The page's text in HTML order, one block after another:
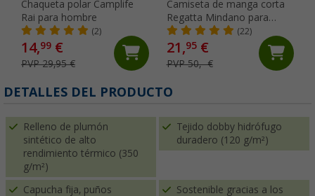
Chaqueta polar Camplife
Rai para hombre
(2)
14,99 €
PVP 29,95 €
Camiseta de manga corta
Regatta Mindano para
hombre
(22)
21,95€
PVP 50,- €
DETALLES DEL PRODUCTO
Relleno de plumón
sintético de alto
rendimiento térmico (350
g/m²)
Tejido dobby hidrófugo
duradero (120 g/m²)
Capucha fija, puños
Sostenible gracias a los